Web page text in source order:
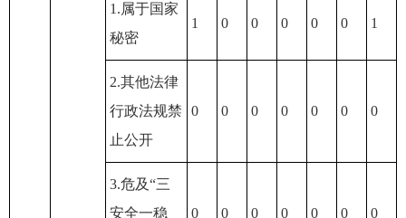
1.属于国家
秘密
1 0 0 0 0 0 1
2.其他法律
行政法规禁
止公开
0 0 0 0 0 0 0
3.危及“三
安全一稳
0 0 0 0 0 0 0